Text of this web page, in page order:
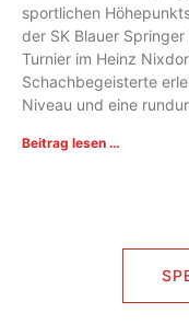
sportlichen
der SK Blauer
Turnier im Heinz
Schachbegeisterte
Niveau und eine
Beitrag lesen …